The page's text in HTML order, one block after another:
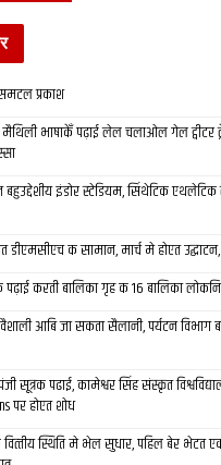
प्रकाश
मैथि‍ली भाषाकेँ पढ़ाई लेल चलाओल गेल
इंडोर स्‍टेडि‍यम, सिंथेटिक
डीएमसीएच क सामान, मार्च मे होएत
करती बालिका गृह क 16 बालिका
आबि जा सकता सैलानी, पर्यटन विभाग
सूत्रक पढाई, कामेश्वर सिंह संस्कृत
पर होएत शोध
वित्‍तीय स्थिति मे भेल सुधार, पहिल बेर भेटत